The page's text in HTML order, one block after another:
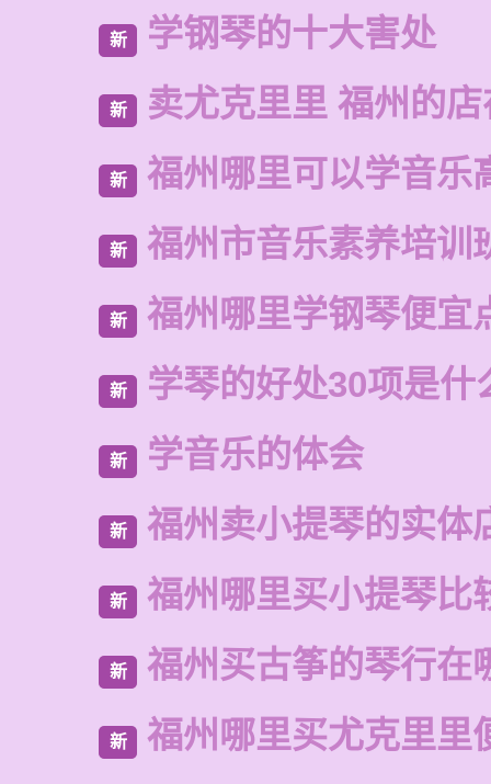
新 学钢琴的十大害处
新 卖尤克里里 福州的
新 福州哪里可以学音乐
新 福州市音乐素养培训
新 福州哪里学钢琴便宜
新 学琴的好处30项是什
新 学音乐的体会
新 福州卖小提琴的实体
新 福州哪里买小提琴比
新 福州买古筝的琴行在
新 福州哪里买尤克里里